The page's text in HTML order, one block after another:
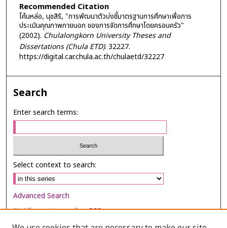
Recommended Citation
โค้นหล่อ, นุชสิริ, "การพัฒนาตัวบ่งชี้มาตรฐานการศึกษาเพื่อการ
ประเมินคุณภาพภายนอก ของการจัดการศึกษาโดยครอบครัว"
(2002). Chulalongkorn University Theses and
Dissertations (Chula ETD). 32227.
https://digital.car.chula.ac.th/chulaetd/32227
Search
Enter search terms:
Select context to search:
Advanced Search
Notify me via email orRSS